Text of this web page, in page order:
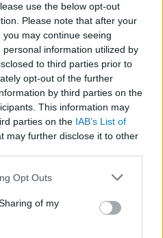
use the below opt-out
Please note that after your
may continue seeing
information utilized by
to third parties prior to
opt-out of the further
by third parties on the
This information may
parties on the IAB’s List of
may further disclose it to other
uses one or more Google
behaviour. You may click to
and its third-party tags to
purposes in below Google
Opt Outs
of my
-
miért
ilyen jók
31.
aki az oviban nyíltan
a bizonyos kicsi,
azzal sem vagyok
költözésemig a szobám
kis kocsikkal, amit